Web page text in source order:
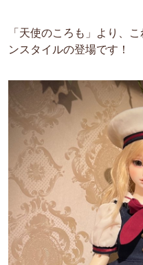
「天使のころも」より、
ンスタイルの登場です！